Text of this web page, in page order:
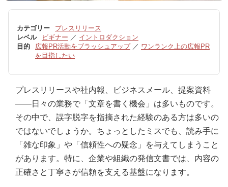
カテゴリー
プレスリリース
レベル
ビギナー ／ イントロダクション
目的
広報PR活動をブラッシュアップ／ ワンランク上の広報PR
を目指したい
プレスリリースや社内報、ビジネスメール、提案資料
――日々の業務で「文章を書く機会」は多いものです。
その中で、誤字脱字を指摘された経験のある方は多いの
ではないでしょうか。ちょっとしたミスでも、読み手に
「雑な印象」や「信頼性への疑念」を与えてしまうこと
があります。特に、企業や組織の発信文書では、内容の
正確さと丁寧さが信頼を支える基盤になります。